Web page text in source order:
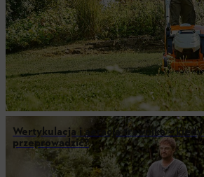
Wertykulacja i aeracja trawnika –
przeprowadzić?